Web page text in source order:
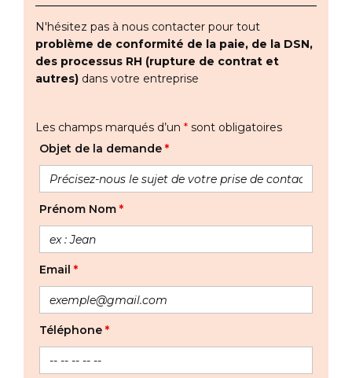
N'hésitez pas à nous contacter pour tout
problème de conformité de la paie, de la DSN,
des processus RH (rupture de contrat et
autres) dans votre entreprise
Les champs marqués d’un * sont obligatoires
Objet de la demande *
Prénom Nom *
Email *
Téléphone *